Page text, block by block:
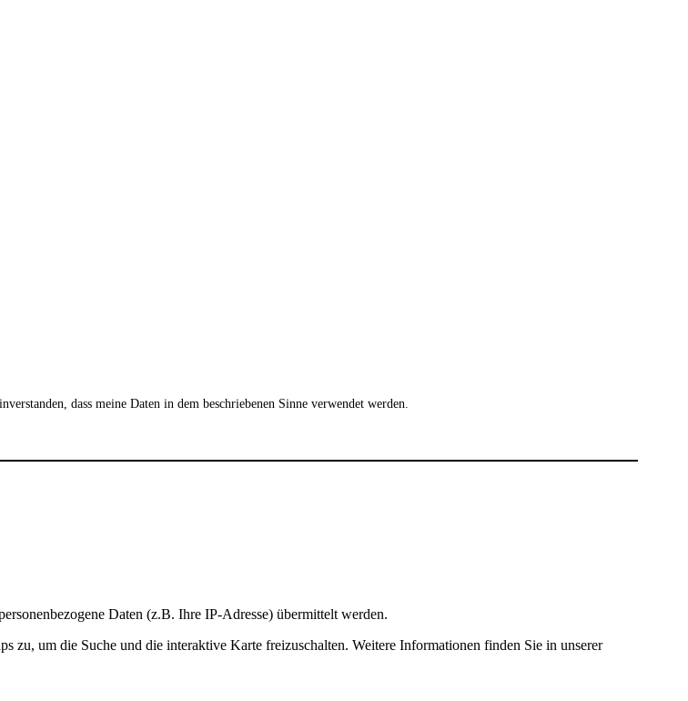
dass meine Daten in dem beschriebenen Sinne verwendet werden.
Daten (z.B. Ihre IP-Adresse) übermittelt werden.
um die Suche und die interaktive Karte freizuschalten. Weitere Informationen finden Sie in unserer